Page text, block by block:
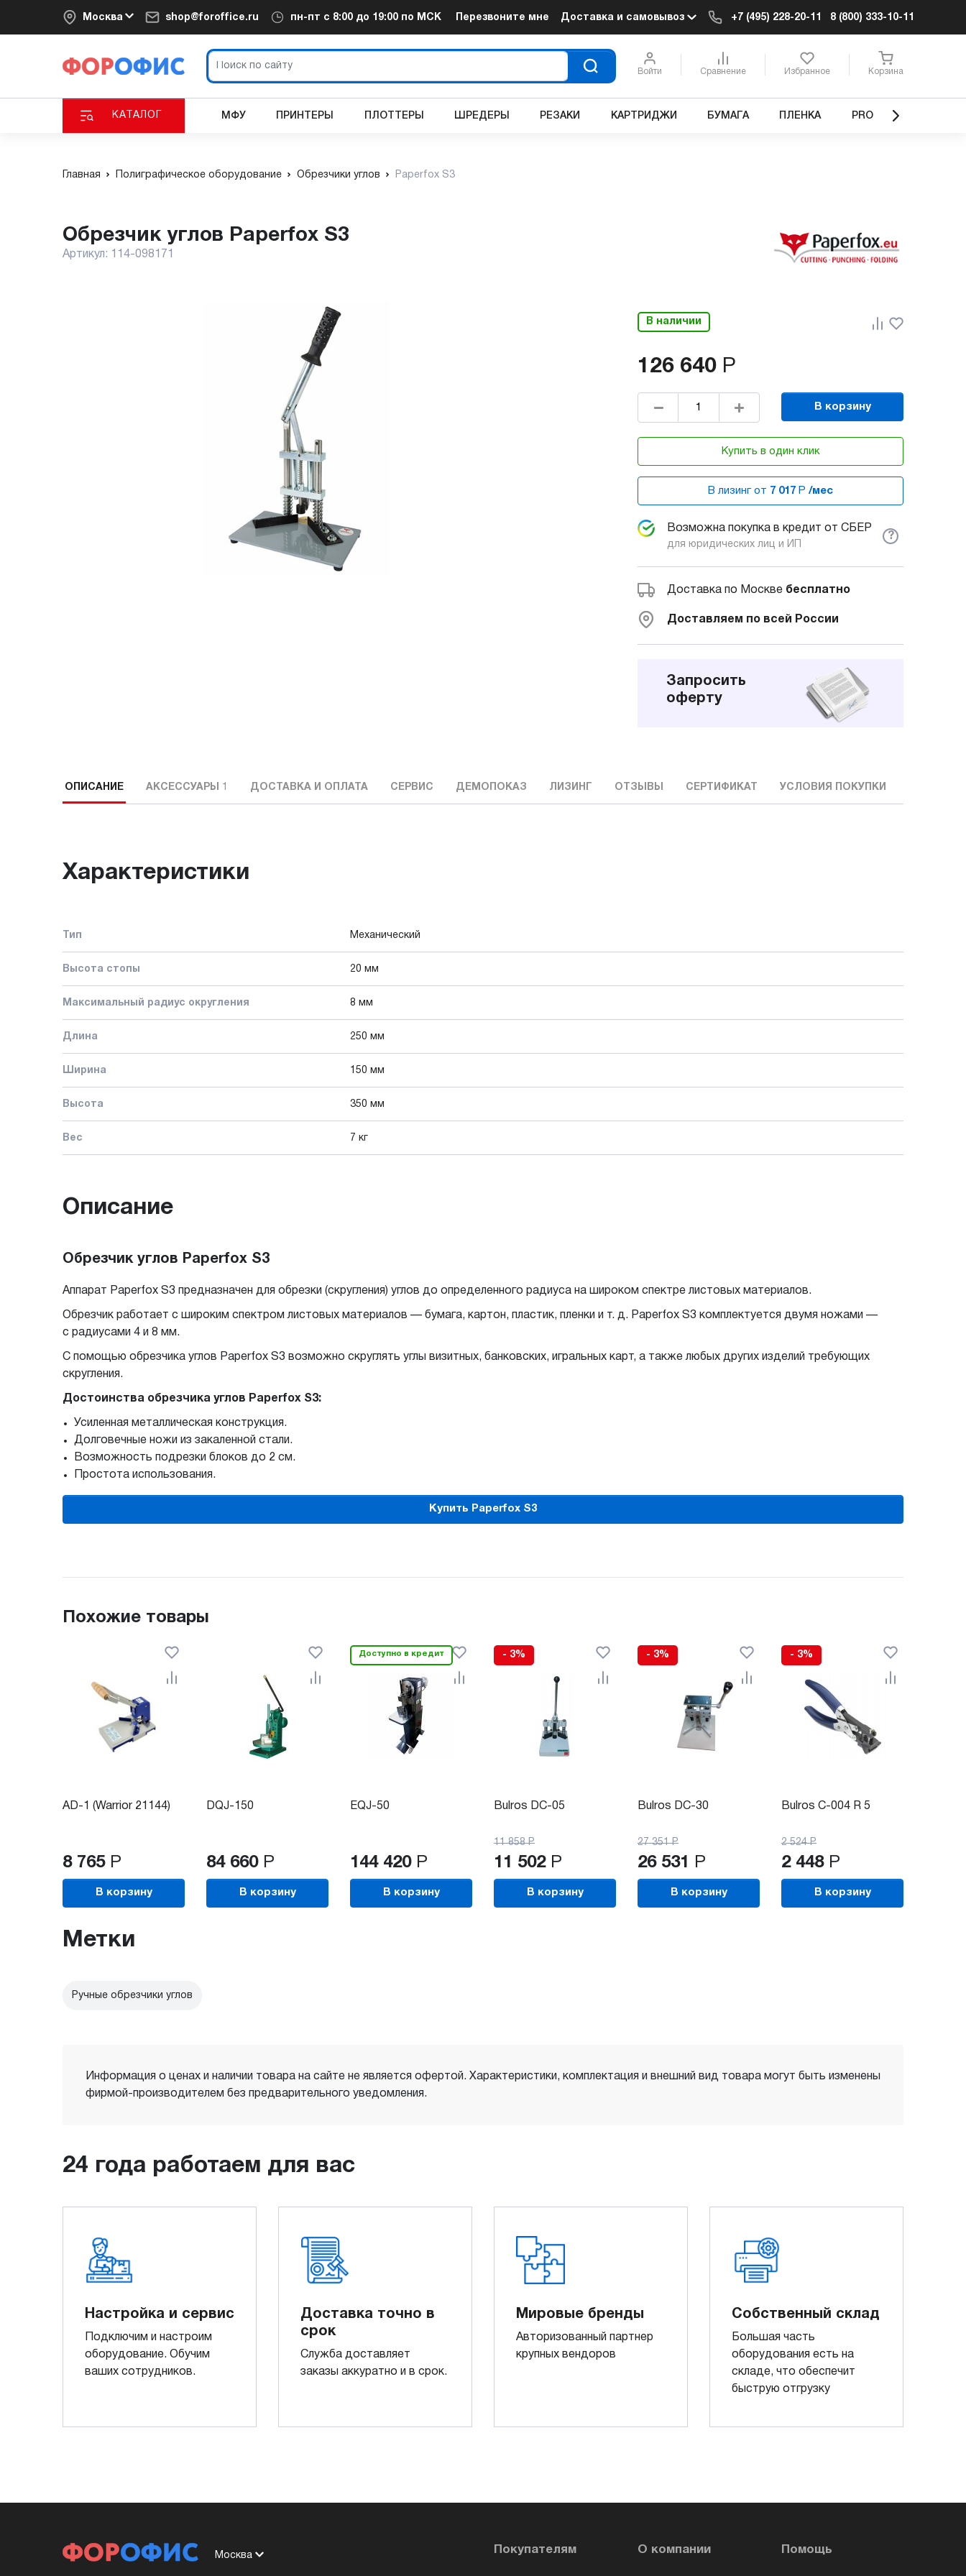
Москва shop@foroffice.ru пн-пт с 8:00 до 19:00 по МСК Перезвоните мне Доставка и самовывоз +7 (495) 228-20-11 8 (800) 333-10-11
Войти Сравнение Избранное Корзина
КАТАЛОГ МФУ ПРИНТЕРЫ ПЛОТТЕРЫ ШРЕДЕРЫ РЕЗАКИ КАРТРИДЖИ БУМАГА ПЛЕНКА PRO
Главная Полиграфическое оборудование Обрезчики углов Paperfox S3
Обрезчик углов Paperfox S3
Артикул: 114-098171
В наличии
126 640 Р
В корзину
Купить в один клик
В лизинг от 7 017 Р /мес
Возможна покупка в кредит от СБЕР
для юридических лиц и ИП
?
Доставка по Москве бесплатно
Доставляем по всей России
Запросить
оферту
ОПИСАНИЕ АКСЕССУАРЫ ДОСТАВКА И ОПЛАТА СЕРВИС ДЕМОПОКАЗ ЛИЗИНГ ОТЗЫВЫ СЕРТИФИКАТ УСЛОВИЯ ПОКУПКИ
Характеристики
Тип Механический
Высота стопы 20 мм
Максимальный радиус округления 8 мм
Длина 250 мм
Ширина 150 мм
Высота 350 мм
Вес 7 кг
Описание
Обрезчик углов Paperfox S3
Аппарат Paperfox S3 предназначен для обрезки (скругления) углов до определенного радиуса на широком спектре листовых материалов.
Обрезчик работает с широким спектром листовых материалов — бумага, картон, пластик, пленки и т. д. Paperfox S3 комплектуется двумя ножами —
с радиусами 4 и 8 мм.
С помощью обрезчика углов Paperfox S3 возможно скруглять углы визитных, банковских, игральных карт, а также любых других изделий требующих
скругления.
Достоинства обрезчика углов Paperfox S3:
Усиленная металлическая конструкция.
Долговечные ножи из закаленной стали.
Возможность подрезки блоков до 2 см.
Простота использования.
Купить Paperfox S3
Похожие товары
AD-1 (Warrior 21144)
8 765 Р
В корзину
DQJ-150
84 660 Р
В корзину
Доступно в кредит
EQJ-50
144 420 Р
В корзину
- 3%
Bulros DC-05
11 858 Р
11 502 Р
В корзину
- 3%
Bulros DC-30
27 351 Р
26 531 Р
В корзину
- 3%
Bulros C-004 R 5
2 524 Р
2 448 Р
В корзину
Метки
Ручные обрезчики углов
Информация о ценах и наличии товара на сайте не является офертой. Характеристики, комплектация и внешний вид товара могут быть изменены
фирмой-производителем без предварительного уведомления.
24 года работаем для вас
Настройка и сервис
Подключим и настроим
оборудование. Обучим
ваших сотрудников.
Доставка точно в
срок
Служба доставляет
заказы аккуратно и в срок.
Мировые бренды
Авторизованный партнер
крупных вендоров
Собственный склад
Большая часть
оборудования есть на
складе, что обеспечит
быструю отгрузку
Москва
Покупателям О компании Помощь